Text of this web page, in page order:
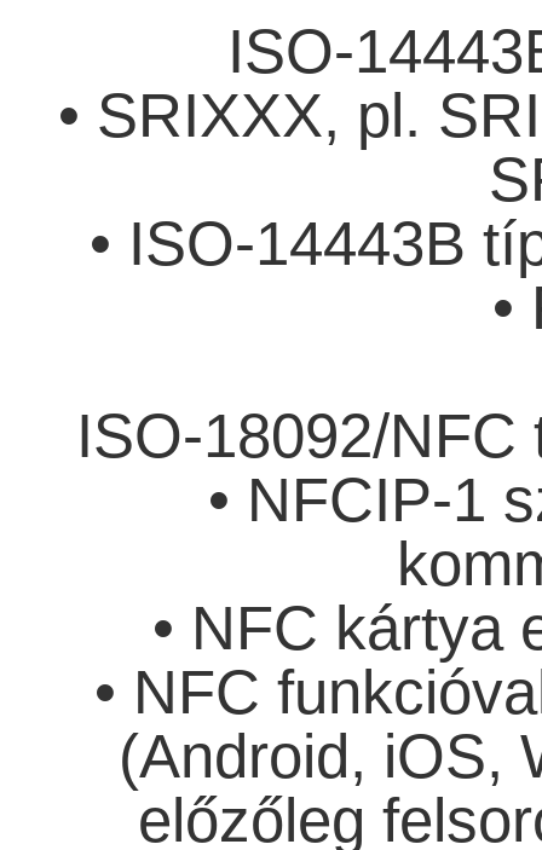
ISO-
• SRIXXX, pl.
• ISO-14443B
•
ISO-18092/
• NFCIP-1
• NFC kártya
• NFC
(Android, iOS,
előzőleg